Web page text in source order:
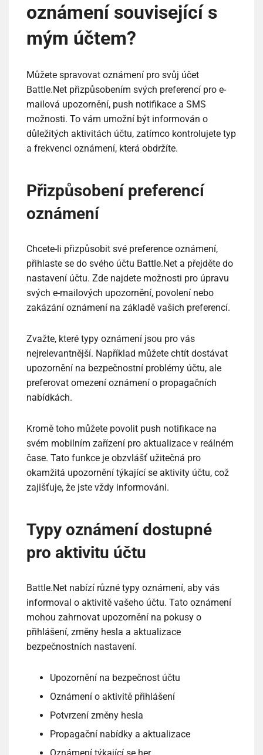
oznámení související s
mým účtem?
Můžete spravovat oznámení pro svůj účet
Battle.Net přizpůsobením svých preferencí pro e-
mailová upozornění, push notifikace a SMS
možnosti. To vám umožní být informován o
důležitých aktivitách účtu, zatímco kontrolujete typ
a frekvenci oznámení, která obdržíte.
Přizpůsobení preferencí
oznámení
Chcete-li přizpůsobit své preference oznámení,
přihlaste se do svého účtu Battle.Net a přejděte do
nastavení účtu. Zde najdete možnosti pro úpravu
svých e-mailových upozornění, povolení nebo
zakázání oznámení na základě vašich preferencí.
Zvažte, které typy oznámení jsou pro vás
nejrelevantnější. Například můžete chtít dostávat
upozornění na bezpečnostní problémy účtu, ale
preferovat omezení oznámení o propagačních
nabídkách.
Kromě toho můžete povolit push notifikace na
svém mobilním zařízení pro aktualizace v reálném
čase. Tato funkce je obzvlášť užitečná pro
okamžitá upozornění týkající se aktivity účtu, což
zajišťuje, že jste vždy informováni.
Typy oznámení dostupné
pro aktivitu účtu
Battle.Net nabízí různé typy oznámení, aby vás
informoval o aktivitě vašeho účtu. Tato oznámení
mohou zahrnovat upozornění na pokusy o
přihlášení, změny hesla a aktualizace
bezpečnostních nastavení.
Upozornění na bezpečnost účtu
Oznámení o aktivitě přihlášení
Potvrzení změny hesla
Propagační nabídky a aktualizace